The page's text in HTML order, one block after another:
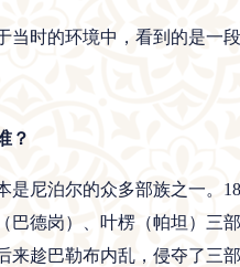
当时的环境中，看到的是一
？
是尼泊尔的众多部族之一。
巴德岗）、叶楞（帕坦）三
来趁巴勒布内乱，侵夺了三